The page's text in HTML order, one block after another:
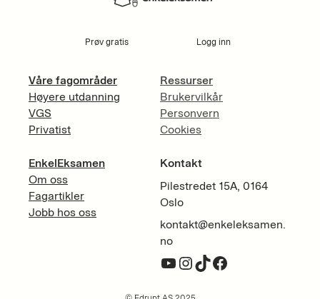
Prøv gratis Logg inn
Våre fagområder
Høyere utdanning
VGS
Privatist
EnkelEksamen
Om oss
Fagartikler
Jobb hos oss
Ressurser
Brukervilkår
Personvern
Cookies
Kontakt
Pilestredet 15A, 0164
Oslo
kontakt@enkeleksamen.
no
YouTube InstagramTikTok Facebook